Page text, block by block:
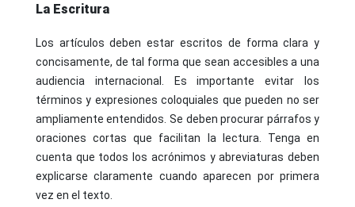
La Escritura
Los artículos deben estar escritos de forma clara y
concisamente, de tal forma que sean accesibles a una
audiencia internacional. Es importante evitar los
términos y expresiones coloquiales que pueden no ser
ampliamente entendidos. Se deben procurar párrafos y
oraciones cortas que facilitan la lectura. Tenga en
cuenta que todos los acrónimos y abreviaturas deben
explicarse claramente cuando aparecen por primera
vez en el texto.